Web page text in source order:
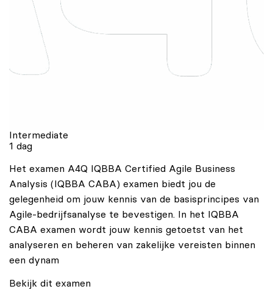
Intermediate
1 dag
Het examen A4Q IQBBA Certified Agile Business
Analysis (IQBBA CABA) examen biedt jou de
gelegenheid om jouw kennis van de basisprincipes van
Agile-bedrijfsanalyse te bevestigen. In het IQBBA
CABA examen wordt jouw kennis getoetst van het
analyseren en beheren van zakelijke vereisten binnen
een dynam
Bekijk dit examen